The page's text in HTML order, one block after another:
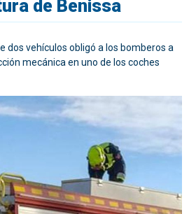
de Benissa
dos vehículos obligó a los bomberos a
mecánica en uno de los coches